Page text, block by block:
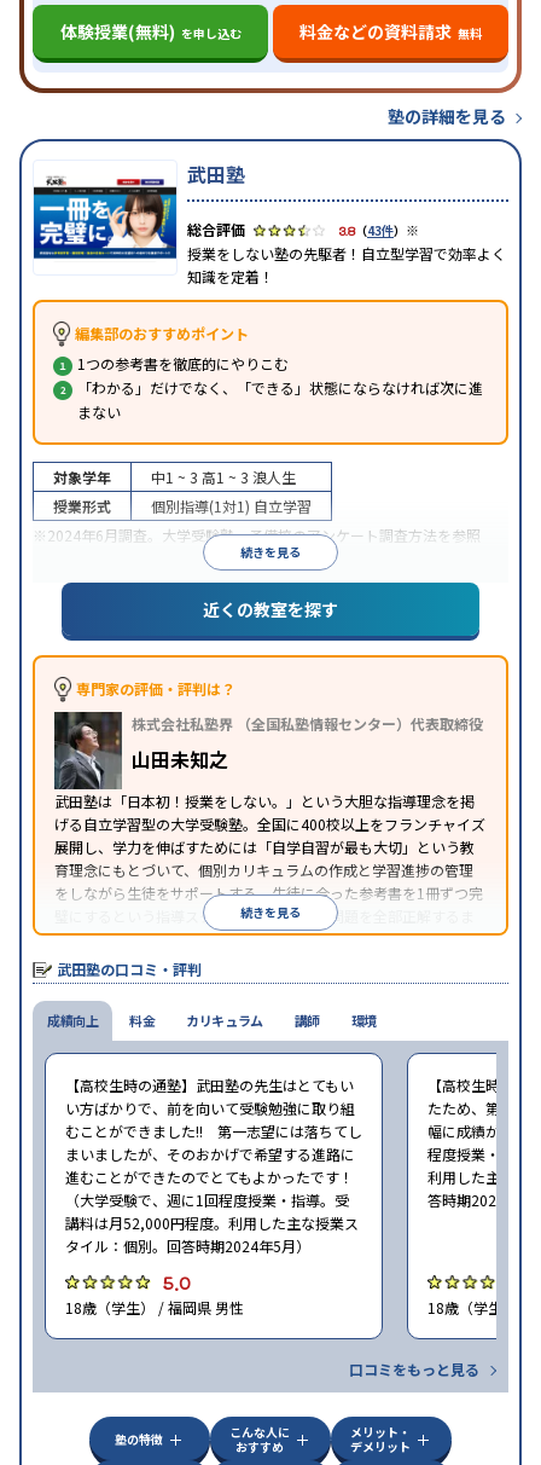
体験授業(無料) を申し込む 料金などの資料請求 無料
塾の詳細を見る
武田塾
3.8（43件） ※
授業をしない塾の先駆者！自立型学習で効率よく
知識を定着！
編集部のおすすめポイント
1つの参考書を徹底的にやりこむ
「わかる」だけでなく、「できる」状態にならなければ次に進
まない
続きを見る
対象学年 中1 ~ 3 高1 ~ 3 浪人生
授業形式
個別指導(1対1) 自立学習
※2024年6月調査。 大学受験塾・予備校のアンケート調査方法を参照
近くの教室を探す
専門家の評価・評判は？
株式会社私塾界 （全国私塾情報センター）代表取締役
山田未知之
武田塾は「日本初！授業をしない。」という大胆な指導理念を掲
げる自立学習型の大学受験塾。全国に400校以上をフランチャイズ
展開し、学力を伸ばすためには「自学自習が最も大切」という教
育理念にもとづいて、個別カリキュラムの作成と学習進捗の管理
をしながら生徒をサポートする。生徒に合った参考書を1冊ずつ完
璧にするという指導スタイルで、参考書の問題を全部正解するま
で繰り返し問題を解くことで偏差値をあげるという手法を取って
いる。
続きを見る
武田塾の口コミ・評判
成績向上
【高校生時の通塾】武田塾の先生はとてもい
い方ばかりで、前を向いて受験勉強に取り組
むことができました!! 第一志望には落ちてし
まいましたが、そのおかげで希望する進路に
進むことができたのでとてもよかったです！
（大学受験で、週に1回程度授業・指導。受
講料は月52,000円程度。利用した主な授業ス
タイル：個別。回答時期2024年5月）
5.0
18歳（学生） / 福岡県 男性
【高校生時の通
たため、第一志
幅に成績が向上
程度授業・指導
利用した主な授
答時期2024年5
18歳（学生） /
口コミをもっと見る
料金 カリキュラム 講師 環境
塾の特徴
こんな人に
おすすめ
メリット・
デメリット